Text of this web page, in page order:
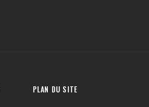
PLAN DU SITE